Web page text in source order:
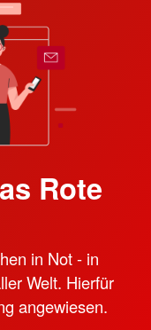
Rote
in Not - in
Welt. Hierfür
angewiesen.